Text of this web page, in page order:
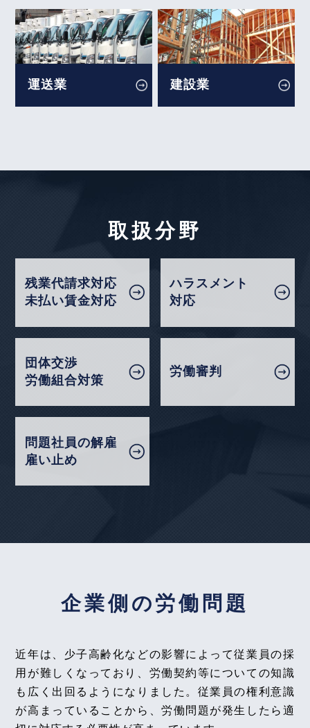
「海外勤務者の労務問題」
株式会社産労総合研究所 2026年5月15日〈発行〉
2026年5月11日
『高齢者住宅新聞』
企業法務担当執行役員・弁護士 家永 勲による連載
「介護施設を取り巻く法律問題の今」『第175回
賃貸人の変更と保証債務の「随伴性」』
2026年5月1日
『エルダー』
【知っておきたい労働法Q&A】「第94回 高年齢者
否」の論文を、企業法務担当執行役員・弁護士 家永
勲、シニアアソシエイト・弁護士 髙木 勝瑛が執筆
しました。
企業法務担当執行役員・弁護士 家永 勲「弁護士が
間、物件を不在にする賃借人への対応方法につい
て』
全国賃貸住宅新聞 2026年4月13日〈発行〉
【不動産業界】2026年2月号Vol.135
入居者の失火で物件が損傷した場合、どのように賃
貸人は賠償請求できるか。
2026年2月号Vol.170
サービスドライバーの割増賃金請求と変形労働時間
職種限定合意に反する配転命令の不法行為該当性
（滋賀県社会福祉協議会事件）～大阪高裁令和７年
１月２３日判決～
【タイ】2025年11月号Vol.44
【不動産業界】2025年12月号Vol.133
【タイ】2025年10月号Vol.43
2025年10月における法律アップデート
インターネット使用料が無料の物件でも、使用不能
分の賃料は減額されるか
【タイ】2025年9月号Vol.42
2025年9月における法律アップデート
【タイ】2025年8月号Vol.41
2025年8月における法律アップデート
運送業 建設業
取扱分野
残業代請求対応
未払い賃金対応
ハラスメント
対応
団体交渉
労働組合対策
労働審判
問題社員の解雇
雇い止め
企業側の労働問題
近年は、少子高齢化などの影響によって従業員の採
用が難しくなっており、労働契約等についての知識
も広く出回るようになりました。従業員の権利意識
が高まっていることから、労働問題が発生したら適